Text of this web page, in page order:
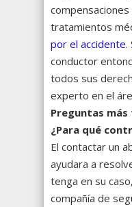
tratamientos
por el accidente.
conductor
todos sus
experto en el
Preguntas
¿Para qué
El contactar un
ayudara a
tenga en su
compañía de